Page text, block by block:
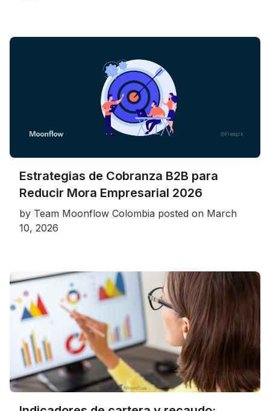
Estrategias de Cobranza B2B para
Reducir Mora Empresarial 2026
by Team Moonflow Colombia posted on March
10, 2026